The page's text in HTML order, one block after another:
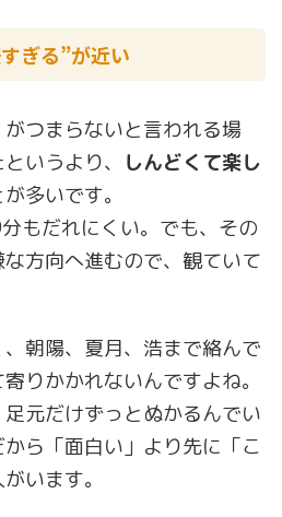
ぎる”が近い
がつまらないと言われる場
いうより、 しんどくて楽し
多いです。
もだれにくい。でも、その
方向へ進むので、観ていて
朝陽、夏月、浩まで絡んで
りかかれないんですよね。
元だけずっとぬかるんでい
ら「面白い」より先に「こ
います。